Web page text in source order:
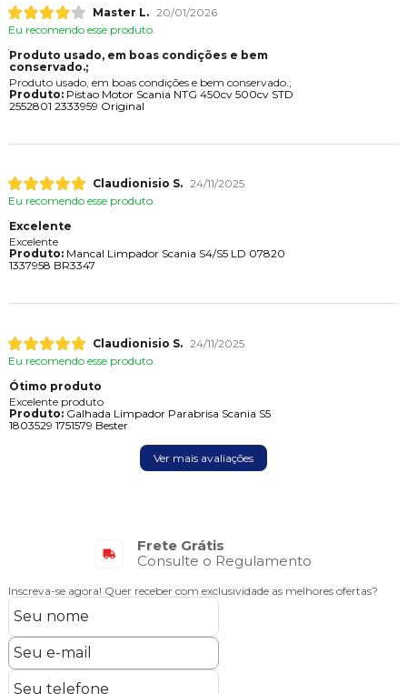
Master L. 20/01/2026
Eu recomendo esse produto.
Produto usado, em boas condições e bem
conservado.;
Produto usado, em boas condições e bem conservado.;
Produto:Pistao Motor Scania NTG 450cv 500cv STD
2552801 2333959 Original
Claudionisio S. 24/11/2025
Eu recomendo esse produto.
Excelente
Excelente
Produto:Mancal Limpador Scania S4/S5 LD 07820
1337958 BR3347
Claudionisio S. 24/11/2025
Eu recomendo esse produto.
Ótimo produto
Excelente produto
Produto:Galhada Limpador Parabrisa Scania S5
1803529 1751579 Bester
Ver mais avaliações
Frete Grátis
Consulte o Regulamento
Inscreva-se agora! Quer receber com exclusividade as melhores ofertas?